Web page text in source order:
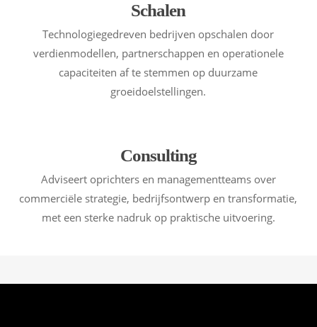
Schalen
Technologiegedreven bedrijven opschalen door
verdienmodellen, partnerschappen en operationele
capaciteiten af ​​te stemmen op duurzame
groeidoelstellingen.
Consulting
Adviseert oprichters en managementteams over
commerciële strategie, bedrijfsontwerp en transformatie,
met een sterke nadruk op praktische uitvoering.